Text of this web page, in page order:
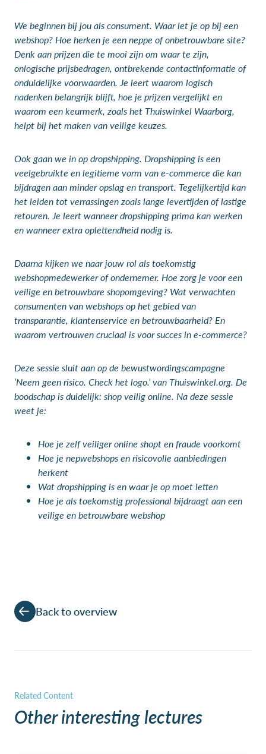
We beginnen bij jou als consument. Waar let je op bij een
webshop? Hoe herken je een neppe of onbetrouwbare site?
Denk aan prijzen die te mooi zijn om waar te zijn,
onlogische prijsbedragen, ontbrekende contactinformatie of
onduidelijke voorwaarden. Je leert waarom logisch
nadenken belangrijk blijft, hoe je prijzen vergelijkt en
waarom een keurmerk, zoals het Thuiswinkel Waarborg,
helpt bij het maken van veilige keuzes.
Ook gaan we in op dropshipping. Dropshipping is een
veelgebruikte en legitieme vorm van e-commerce die kan
bijdragen aan minder opslag en transport. Tegelijkertijd kan
het leiden tot verrassingen zoals lange levertijden of lastige
retouren. Je leert wanneer dropshipping prima kan werken
en wanneer extra oplettendheid nodig is.
Daarna kijken we naar jouw rol als toekomstig
webshopmedewerker of ondernemer. Hoe zorg je voor een
veilige en betrouwbare shopomgeving? Wat verwachten
consumenten van webshops op het gebied van
transparantie, klantenservice en betrouwbaarheid? En
waarom vertrouwen cruciaal is voor succes in e-commerce?
Deze sessie sluit aan op de bewustwordingscampagne
‘Neem geen risico. Check het logo.’ van Thuiswinkel.org. De
boodschap is duidelijk: shop veilig online. Na deze sessie
weet je:
Hoe je zelf veiliger online shopt en fraude voorkomt
Hoe je nepwebshops en risicovolle aanbiedingen
herkent
Wat dropshipping is en waar je op moet letten
Hoe je als toekomstig professional bijdraagt aan een
veilige en betrouwbare webshop
Back to overview
Other interesting lectures